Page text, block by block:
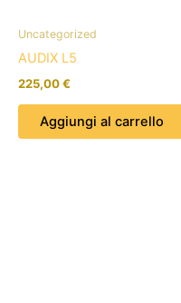
Uncategorized
AUDIX L5
225,00€
Aggiungi al carrello